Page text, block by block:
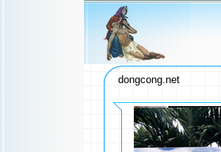
dongcong.net